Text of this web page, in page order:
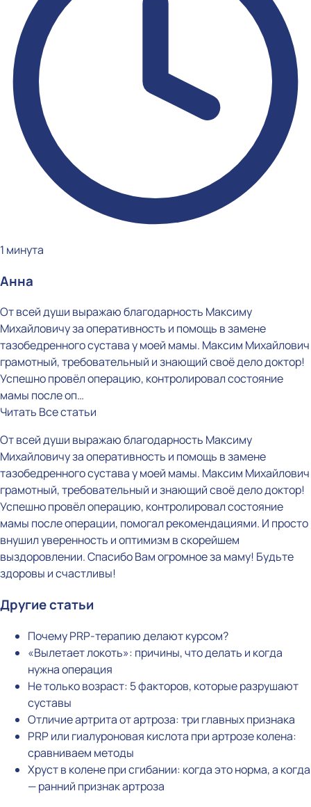
1 минута
Анна
От всей души выражаю благодарность Максиму
Михайловичу за оперативность и помощь в замене
тазобедренного сустава у моей мамы. Максим Михайлович
грамотный, требовательный и знающий своё дело доктор!
Успешно провёл операцию, контролировал состояние
мамы после оп…
Читать Все статьи
От всей души выражаю благодарность Максиму
Михайловичу за оперативность и помощь в замене
тазобедренного сустава у моей мамы. Максим Михайлович
грамотный, требовательный и знающий своё дело доктор!
Успешно провёл операцию, контролировал состояние
мамы после операции, помогал рекомендациями. И просто
внушил уверенность и оптимизм в скорейшем
выздоровлении. Спасибо Вам огромное за маму! Будьте
здоровы и счастливы!
Другие статьи
Почему PRP-терапию делают курсом?
«Вылетает локоть»: причины, что делать и когда
нужна операция
Не только возраст: 5 факторов, которые разрушают
суставы
Отличие артрита от артроза: три главных признака
PRP или гиалуроновая кислота при артрозе колена:
сравниваем методы
Хруст в колене при сгибании: когда это норма, а когда
— ранний признак артроза